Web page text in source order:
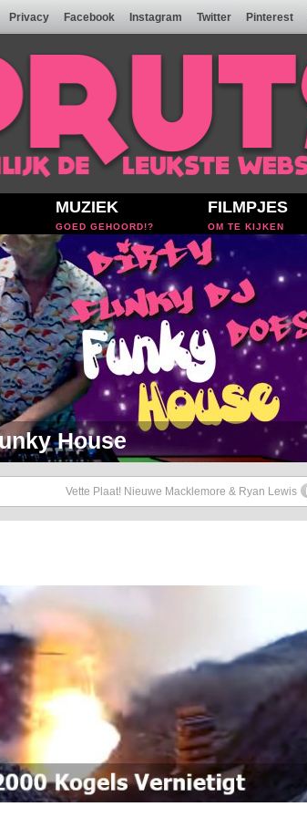
Privacy Facebook Instagram Twitter Pinterest
MUZIEK
GOED GEHOORD!?
FILMPJES
OM TE KIJKEN
Soul Setje
Vette Plaat! Nieuwe Macklemore & Ryan Lewis